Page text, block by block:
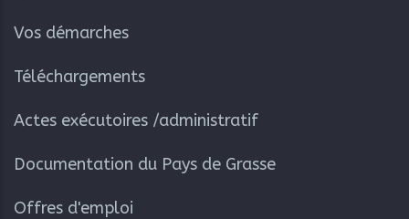
Vos démarches
Téléchargements
Actes exécutoires /administratif
Documentation du Pays de Grasse
Offres d'emploi